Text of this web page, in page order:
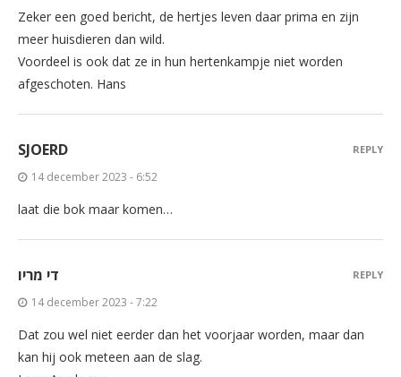
Zeker een goed bericht, de hertjes leven daar prima en zijn
meer huisdieren dan wild.
Voordeel is ook dat ze in hun hertenkampje niet worden
afgeschoten. Hans
SJOERD
14 december 2023 - 6:52
laat die bok maar komen…
REPLY
די מריו
14 december 2023 - 7:22
Dat zou wel niet eerder dan het voorjaar worden, maar dan
kan hij ook meteen aan de slag.
REPLY